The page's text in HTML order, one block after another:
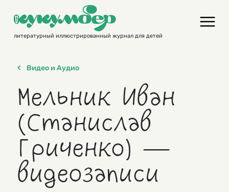
contentлитературный иллюстрированный журнал для детей
Видео и Аудио
Мельник Иван
(Станислав
Гриченко) —
видеозаписи